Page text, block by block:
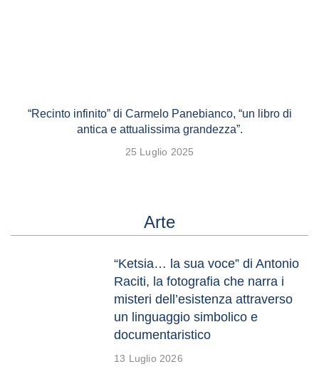
“Recinto infinito” di Carmelo Panebianco, “un libro di
antica e attualissima grandezza”.
25 Luglio 2025
Arte
“Ketsia… la sua voce” di Antonio
Raciti, la fotografia che narra i
misteri dell’esistenza attraverso
un linguaggio simbolico e
documentaristico
13 Luglio 2026